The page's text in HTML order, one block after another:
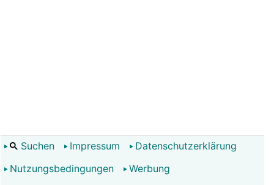
Suchen Impressum
Datenschutzerklärung
Nutzungsbedingungen
Werbung